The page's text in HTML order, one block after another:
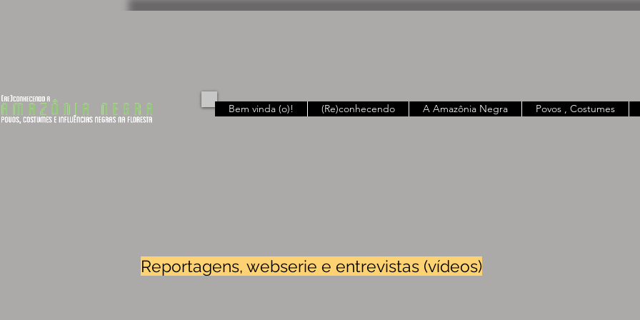
Bem vinda (o)! (Re)conhecendo A Amazônia Negra Povos , Costumes
Reportagens, webserie e entrevistas (vídeos)